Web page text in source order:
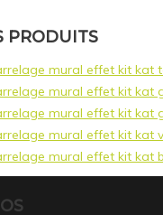
PRODUITS